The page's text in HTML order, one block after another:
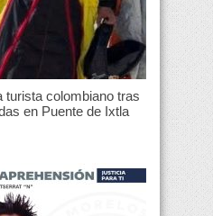
turista colombiano tras
en Puente de Ixtla